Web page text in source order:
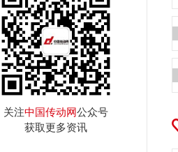
关注中国传动网公众号
获取更多资讯